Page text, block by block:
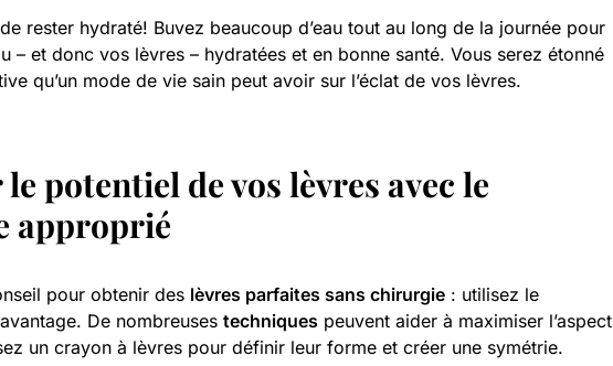
rester hydraté! Buvez beaucoup d’eau tout au long de la journée pour
– et donc vos lèvres – hydratées et en bonne santé. Vous serez étonné
qu’un mode de vie sain peut avoir sur l’éclat de vos lèvres.
potentiel de vos lèvres avec le
approprié
pour obtenir des lèvres parfaites sans chirurgie : utilisez le
De nombreuses techniques peuvent aider à maximiser l’aspect
un crayon à lèvres pour définir leur forme et créer une symétrie.